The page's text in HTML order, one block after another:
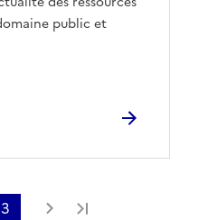
public et
pageprécédente
3 Page suivante